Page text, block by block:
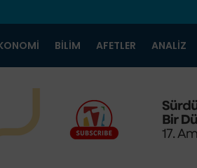
BILIM AFETLER ANALIZ